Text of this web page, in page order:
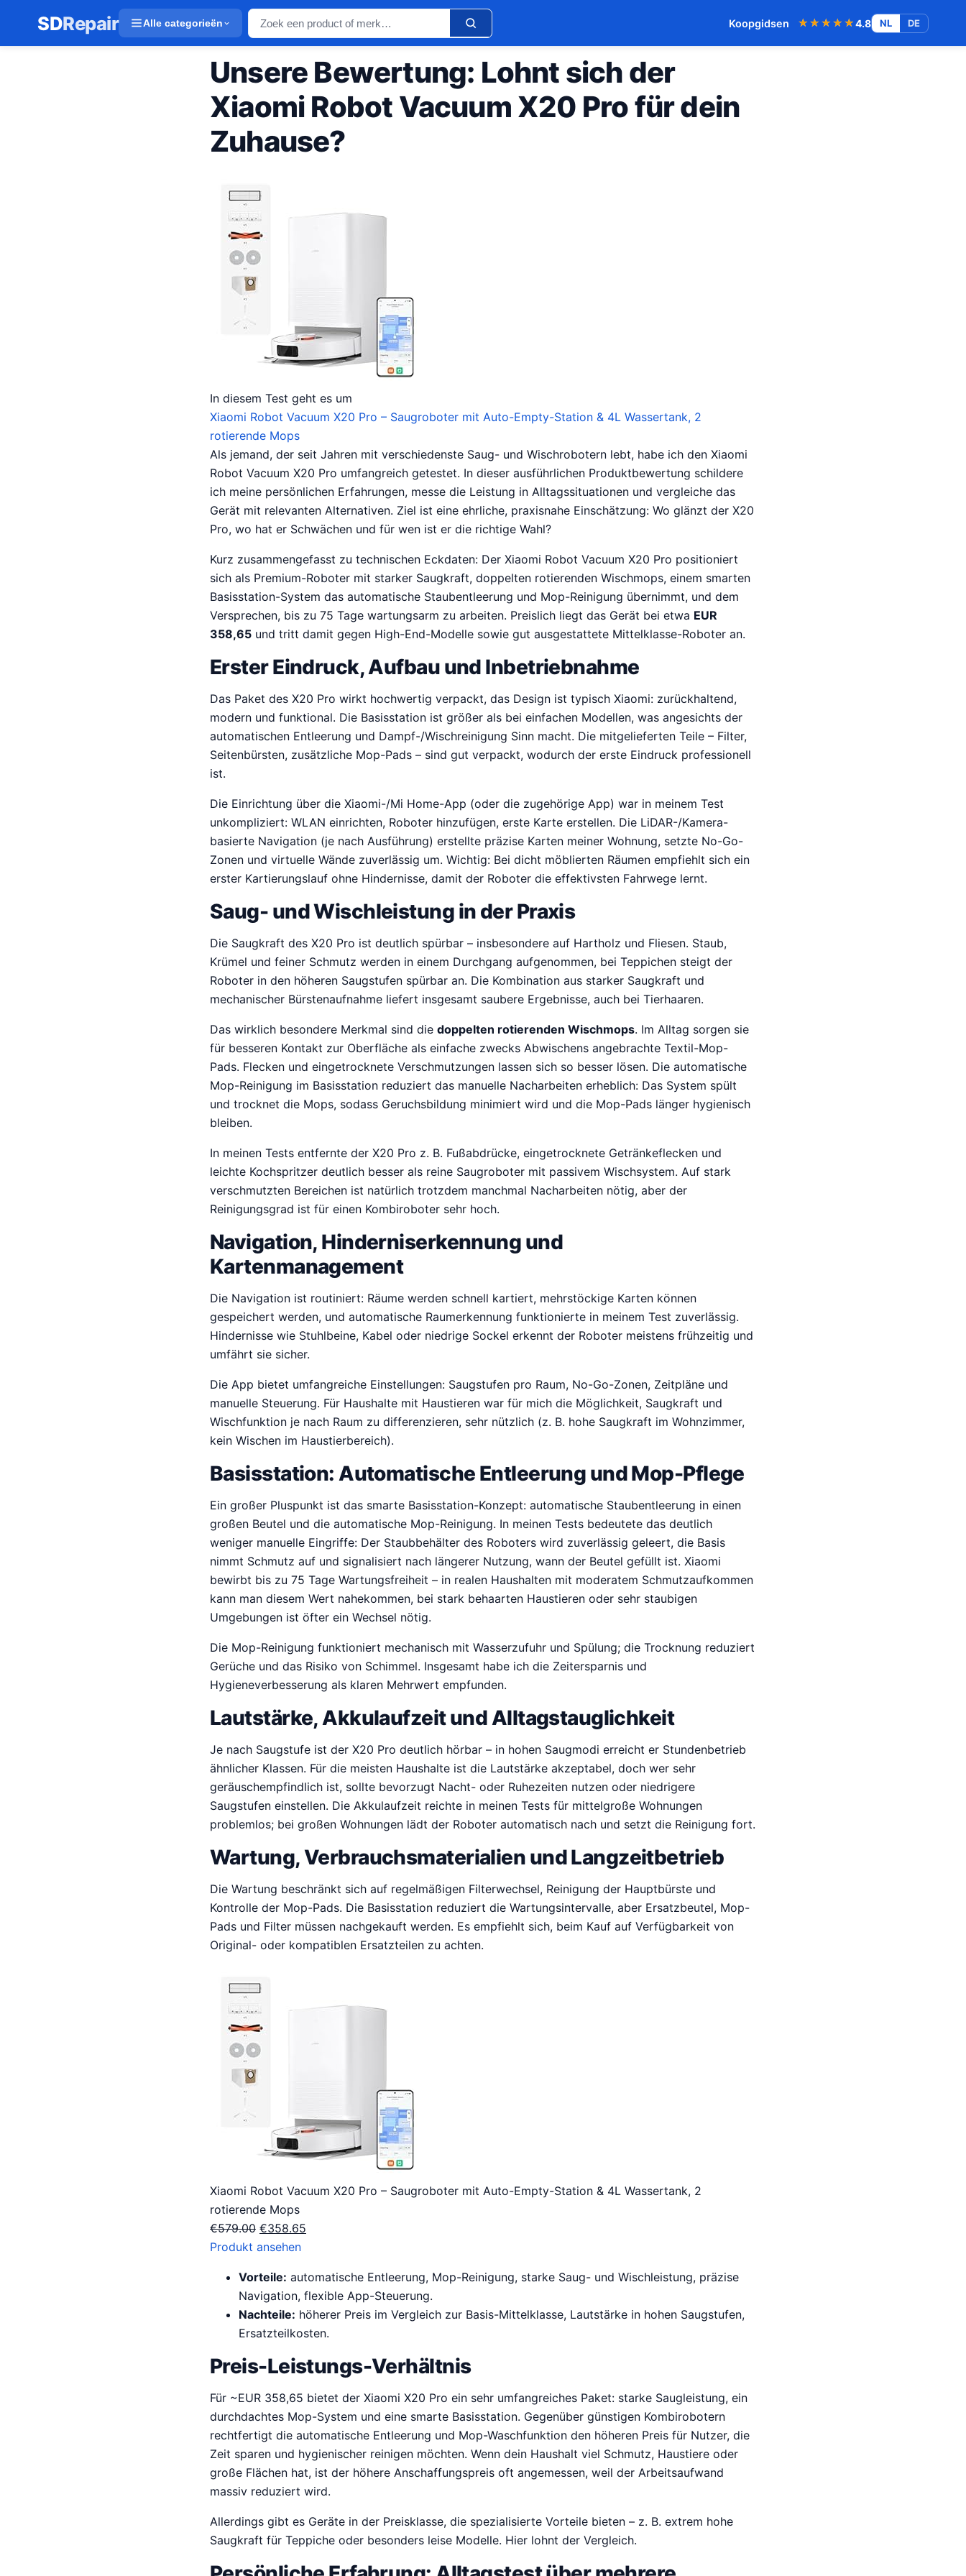
SDRepair Alle categorieën Koopgidsen ★★★★★
★★★★★4.8 NL DE
Unsere Bewertung: Lohnt sich der
Xiaomi Robot Vacuum X20 Pro für dein
Zuhause?
In diesem Test geht es um
Xiaomi Robot Vacuum X20 Pro – Saugroboter mit Auto-Empty-Station & 4L Wassertank, 2
rotierende Mops
Als jemand, der seit Jahren mit verschiedenste Saug- und Wischrobotern lebt, habe ich den Xiaomi
Robot Vacuum X20 Pro umfangreich getestet. In dieser ausführlichen Produktbewertung schildere
ich meine persönlichen Erfahrungen, messe die Leistung in Alltagssituationen und vergleiche das
Gerät mit relevanten Alternativen. Ziel ist eine ehrliche, praxisnahe Einschätzung: Wo glänzt der X20
Pro, wo hat er Schwächen und für wen ist er die richtige Wahl?
Kurz zusammengefasst zu technischen Eckdaten: Der Xiaomi Robot Vacuum X20 Pro positioniert
sich als Premium-Roboter mit starker Saugkraft, doppelten rotierenden Wischmops, einem smarten
Basisstation-System das automatische Staubentleerung und Mop-Reinigung übernimmt, und dem
Versprechen, bis zu 75 Tage wartungsarm zu arbeiten. Preislich liegt das Gerät bei etwa EUR
358,65 und tritt damit gegen High-End-Modelle sowie gut ausgestattete Mittelklasse-Roboter an.
Erster Eindruck, Aufbau und Inbetriebnahme
Das Paket des X20 Pro wirkt hochwertig verpackt, das Design ist typisch Xiaomi: zurückhaltend,
modern und funktional. Die Basisstation ist größer als bei einfachen Modellen, was angesichts der
automatischen Entleerung und Dampf-/Wischreinigung Sinn macht. Die mitgelieferten Teile – Filter,
Seitenbürsten, zusätzliche Mop-Pads – sind gut verpackt, wodurch der erste Eindruck professionell
ist.
Die Einrichtung über die Xiaomi-/Mi Home-App (oder die zugehörige App) war in meinem Test
unkompliziert: WLAN einrichten, Roboter hinzufügen, erste Karte erstellen. Die LiDAR-/Kamera-
basierte Navigation (je nach Ausführung) erstellte präzise Karten meiner Wohnung, setzte No-Go-
Zonen und virtuelle Wände zuverlässig um. Wichtig: Bei dicht möblierten Räumen empfiehlt sich ein
erster Kartierungslauf ohne Hindernisse, damit der Roboter die effektivsten Fahrwege lernt.
Saug- und Wischleistung in der Praxis
Die Saugkraft des X20 Pro ist deutlich spürbar – insbesondere auf Hartholz und Fliesen. Staub,
Krümel und feiner Schmutz werden in einem Durchgang aufgenommen, bei Teppichen steigt der
Roboter in den höheren Saugstufen spürbar an. Die Kombination aus starker Saugkraft und
mechanischer Bürstenaufnahme liefert insgesamt saubere Ergebnisse, auch bei Tierhaaren.
Das wirklich besondere Merkmal sind die doppelten rotierenden Wischmops. Im Alltag sorgen sie
für besseren Kontakt zur Oberfläche als einfache zwecks Abwischens angebrachte Textil-Mop-
Pads. Flecken und eingetrocknete Verschmutzungen lassen sich so besser lösen. Die automatische
Mop-Reinigung im Basisstation reduziert das manuelle Nacharbeiten erheblich: Das System spült
und trocknet die Mops, sodass Geruchsbildung minimiert wird und die Mop-Pads länger hygienisch
bleiben.
In meinen Tests entfernte der X20 Pro z. B. Fußabdrücke, eingetrocknete Getränkeflecken und
leichte Kochspritzer deutlich besser als reine Saugroboter mit passivem Wischsystem. Auf stark
verschmutzten Bereichen ist natürlich trotzdem manchmal Nacharbeiten nötig, aber der
Reinigungsgrad ist für einen Kombiroboter sehr hoch.
Navigation, Hinderniserkennung und
Kartenmanagement
Die Navigation ist routiniert: Räume werden schnell kartiert, mehrstöckige Karten können
gespeichert werden, und automatische Raumerkennung funktionierte in meinem Test zuverlässig.
Hindernisse wie Stuhlbeine, Kabel oder niedrige Sockel erkennt der Roboter meistens frühzeitig und
umfährt sie sicher.
Die App bietet umfangreiche Einstellungen: Saugstufen pro Raum, No-Go-Zonen, Zeitpläne und
manuelle Steuerung. Für Haushalte mit Haustieren war für mich die Möglichkeit, Saugkraft und
Wischfunktion je nach Raum zu differenzieren, sehr nützlich (z. B. hohe Saugkraft im Wohnzimmer,
kein Wischen im Haustierbereich).
Basisstation: Automatische Entleerung und Mop-Pflege
Ein großer Pluspunkt ist das smarte Basisstation-Konzept: automatische Staubentleerung in einen
großen Beutel und die automatische Mop-Reinigung. In meinen Tests bedeutete das deutlich
weniger manuelle Eingriffe: Der Staubbehälter des Roboters wird zuverlässig geleert, die Basis
nimmt Schmutz auf und signalisiert nach längerer Nutzung, wann der Beutel gefüllt ist. Xiaomi
bewirbt bis zu 75 Tage Wartungsfreiheit – in realen Haushalten mit moderatem Schmutzaufkommen
kann man diesem Wert nahekommen, bei stark behaarten Haustieren oder sehr staubigen
Umgebungen ist öfter ein Wechsel nötig.
Die Mop-Reinigung funktioniert mechanisch mit Wasserzufuhr und Spülung; die Trocknung reduziert
Gerüche und das Risiko von Schimmel. Insgesamt habe ich die Zeitersparnis und
Hygieneverbesserung als klaren Mehrwert empfunden.
Lautstärke, Akkulaufzeit und Alltagstauglichkeit
Je nach Saugstufe ist der X20 Pro deutlich hörbar – in hohen Saugmodi erreicht er Stundenbetrieb
ähnlicher Klassen. Für die meisten Haushalte ist die Lautstärke akzeptabel, doch wer sehr
geräuschempfindlich ist, sollte bevorzugt Nacht- oder Ruhezeiten nutzen oder niedrigere
Saugstufen einstellen. Die Akkulaufzeit reichte in meinen Tests für mittelgroße Wohnungen
problemlos; bei großen Wohnungen lädt der Roboter automatisch nach und setzt die Reinigung fort.
Wartung, Verbrauchsmaterialien und Langzeitbetrieb
Die Wartung beschränkt sich auf regelmäßigen Filterwechsel, Reinigung der Hauptbürste und
Kontrolle der Mop-Pads. Die Basisstation reduziert die Wartungsintervalle, aber Ersatzbeutel, Mop-
Pads und Filter müssen nachgekauft werden. Es empfiehlt sich, beim Kauf auf Verfügbarkeit von
Original- oder kompatiblen Ersatzteilen zu achten.
Xiaomi Robot Vacuum X20 Pro – Saugroboter mit Auto-Empty-Station & 4L Wassertank, 2
rotierende Mops
€579.00 O
o
s
p
r
o
e
l
i
j
k
e
r
i
j
€358.65
d
i
g
e
p
r
i
j
s
i
s
:
3
5
Produkt ansehen
Vorteile: automatische Entleerung, Mop-Reinigung, starke Saug- und Wischleistung, präzise
Navigation, flexible App-Steuerung.
Nachteile: höherer Preis im Vergleich zur Basis-Mittelklasse, Lautstärke in hohen Saugstufen,
Ersatzteilkosten.
Preis-Leistungs-Verhältnis
Für ~EUR 358,65 bietet der Xiaomi X20 Pro ein sehr umfangreiches Paket: starke Saugleistung, ein
durchdachtes Mop-System und eine smarte Basisstation. Gegenüber günstigen Kombirobotern
rechtfertigt die automatische Entleerung und Mop-Waschfunktion den höheren Preis für Nutzer, die
Zeit sparen und hygienischer reinigen möchten. Wenn dein Haushalt viel Schmutz, Haustiere oder
große Flächen hat, ist der höhere Anschaffungspreis oft angemessen, weil der Arbeitsaufwand
massiv reduziert wird.
Allerdings gibt es Geräte in der Preisklasse, die spezialisierte Vorteile bieten – z. B. extrem hohe
Saugkraft für Teppiche oder besonders leise Modelle. Hier lohnt der Vergleich.